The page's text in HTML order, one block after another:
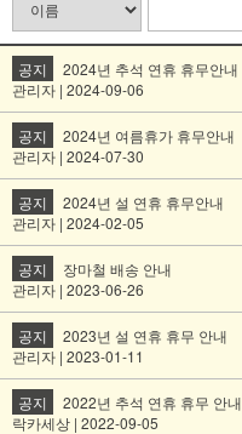
공지
2024년 추석 연휴 휴무안내
관리자 | 2024-09-06
공지
2024년 여름휴가 휴무안내
관리자 | 2024-07-30
공지
2024년 설 연휴 휴무안내
관리자 | 2024-02-05
공지
장마철 배송 안내
관리자 | 2023-06-26
공지
2023년 설 연휴 휴무 안내
관리자 | 2023-01-11
공지
2022년 추석 연휴 휴무 안내
락카세상 | 2022-09-05